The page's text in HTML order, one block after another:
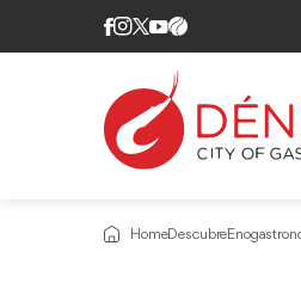
HomeDescubre